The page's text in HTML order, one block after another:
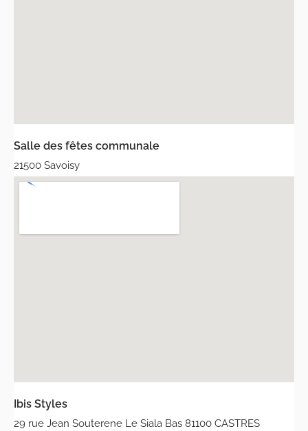
Salle des fêtes communale
21500 Savoisy
Ibis Styles
29 rue Jean Souterene Le Siala Bas 81100 CASTRES